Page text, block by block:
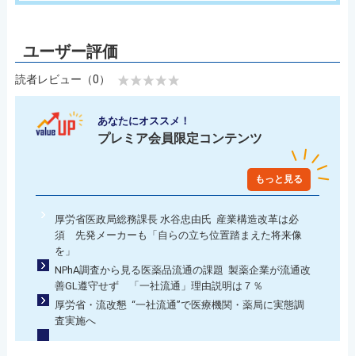
読者レビュー（0）
あなたにオススメ！
プレミア会員限定コンテンツ
もっと見る
厚労省医政局総務課長 水谷忠由氏 産業構造改革は必
須 先発メーカーも「自らの立ち位置踏まえた将来像
を」
NPhA調査から見る医薬品流通の課題 製薬企業が流通改
善GL遵守せず 「一社流通」理由説明は７％
厚労省・流改懇 “一社流通”で医療機関・薬局に実態調
査実施へ